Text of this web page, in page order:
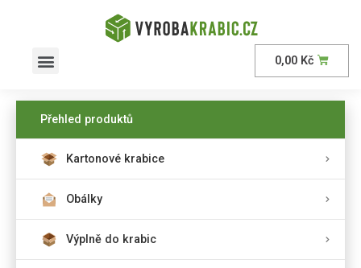
0,00 Kč
Přehled produktů
Kartonové krabice
Obálky
Výplně do krabic